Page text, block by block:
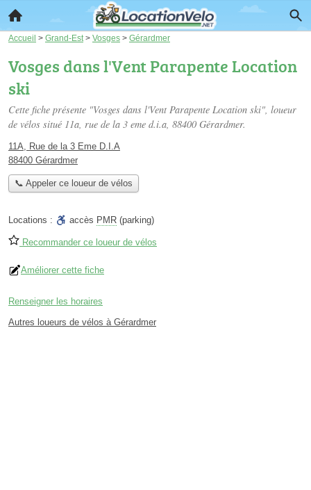
Accueil > Grand-Est > Vosges > Gérardmer
Vosges dans l'Vent Parapente Location
ski
Cette fiche présente "Vosges dans l'Vent Parapente Location ski", loueur
de vélos situé 11a, rue de la 3 eme d.i.a, 88400 Gérardmer.
11A, Rue de la 3 Eme D.I.A
88400 Gérardmer
📞 Appeler ce loueur de vélos
Locations : accès PMR (parking)
Recommander ce loueur de vélos
Améliorer cette fiche
Renseigner les horaires
Autres loueurs de vélos à Gérardmer